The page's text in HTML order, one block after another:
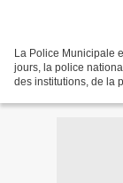
La Police Municipale
jours, la police
des institutions, de la